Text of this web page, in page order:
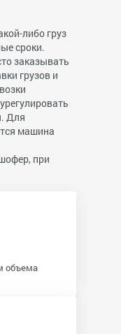
либо груз
сроки.
заказывать
грузов и
Для
машина
при
объема